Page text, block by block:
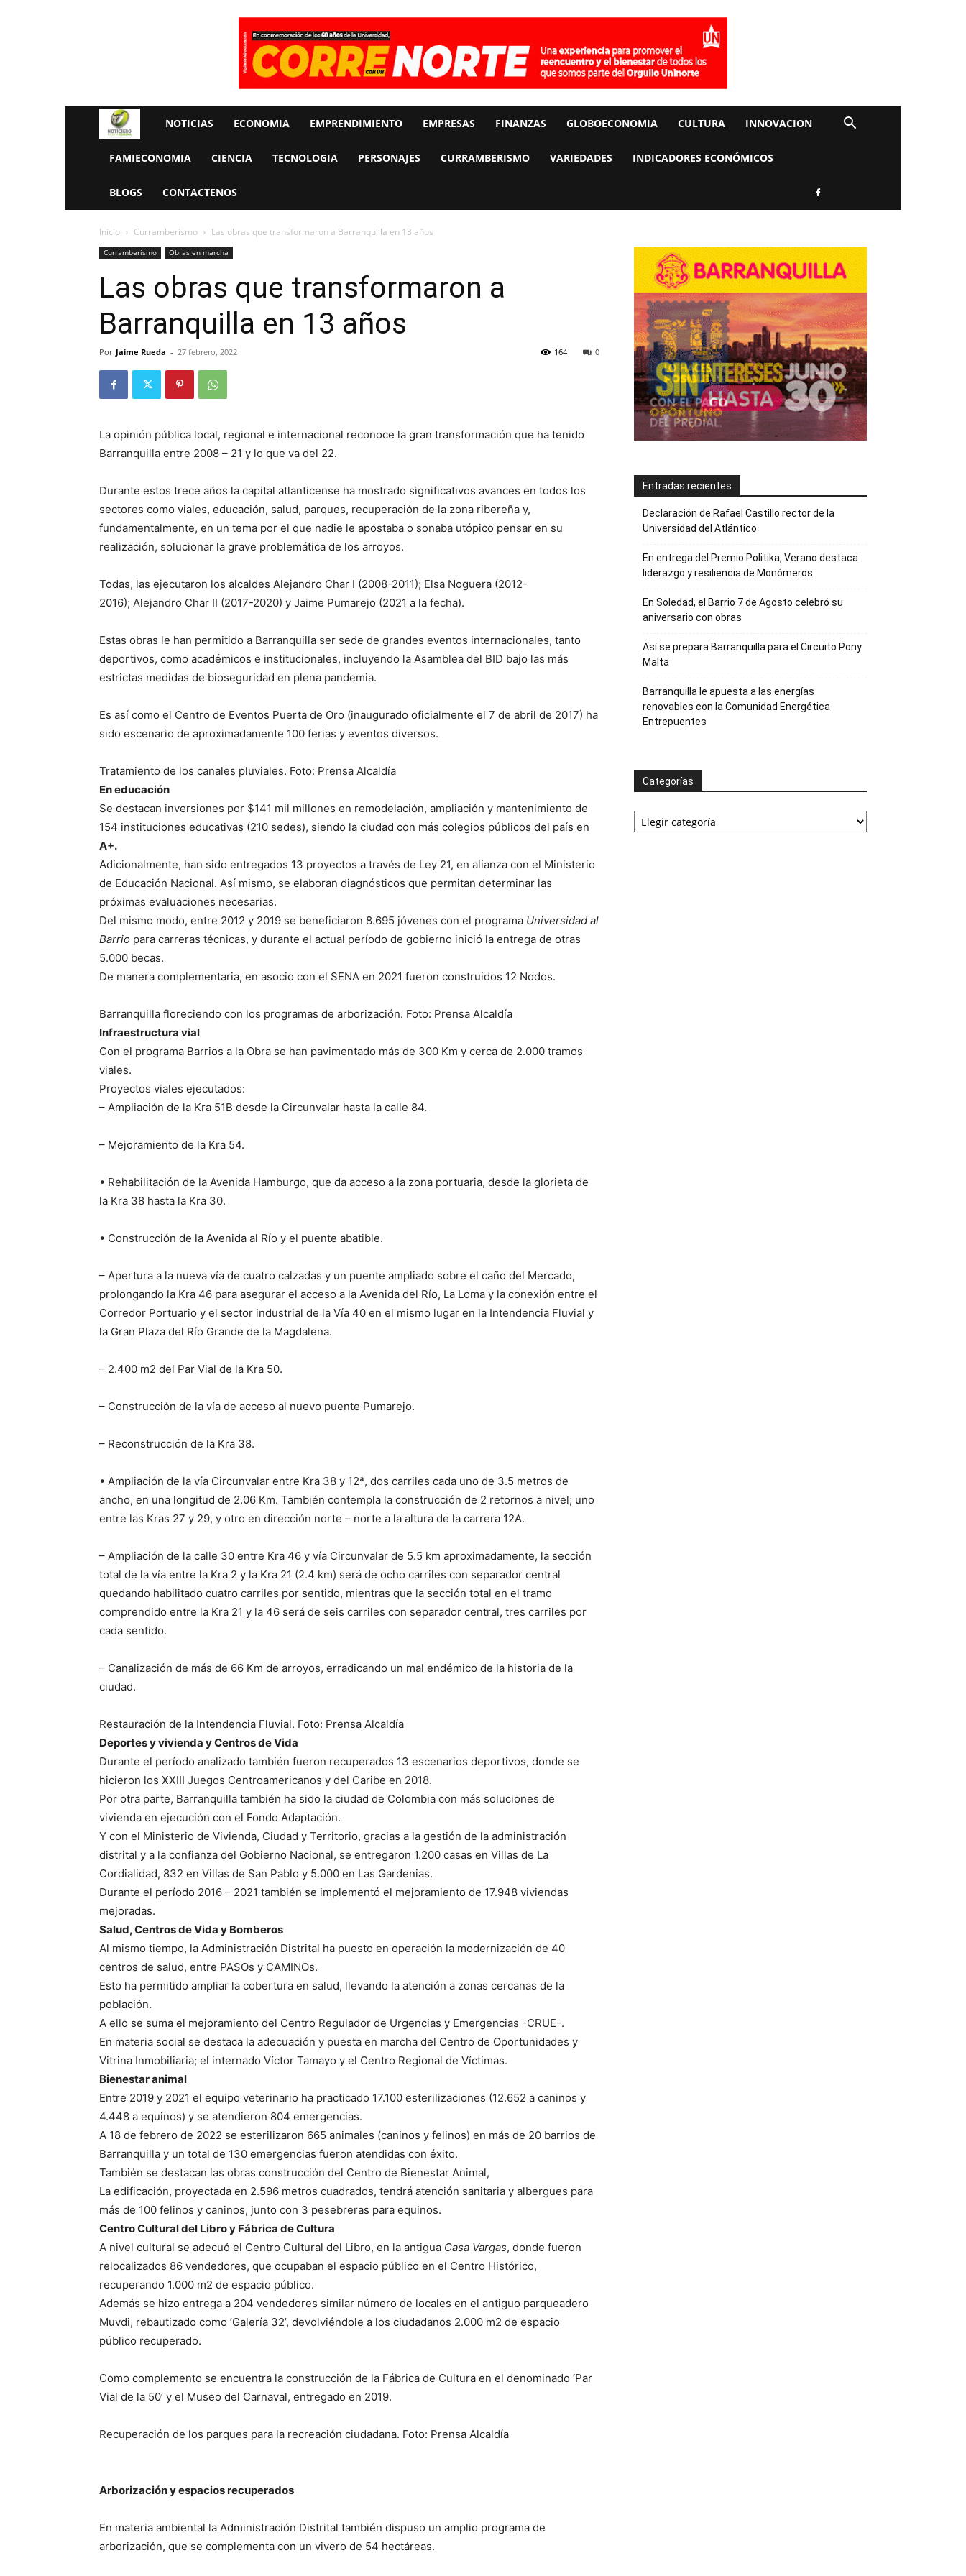
Rueda
La
Economia
NOTICIAS ECONOMIA EMPRENDIMIENTO EMPRESAS FINANZAS GLOBOECONOMIA CULTURA INNOVACION
FAMIECONOMIA CIENCIA TECNOLOGIA PERSONAJES CURRAMBERISMO VARIEDADES INDICADORES ECONÓMICOS
BLOGS CONTACTENOS
Inicio Curramberismo Las obras que transformaron a Barranquilla en 13 años
Curramberismo Obras en marcha
Las obras que transformaron a
Barranquilla en 13 años
Por Jaime Rueda - 27 febrero, 2022 0
164
La opinión pública local, regional e internacional reconoce la gran transformación que ha tenido
Barranquilla entre 2008 – 21 y lo que va del 22.
Durante estos trece años la capital atlanticense ha mostrado significativos avances en todos los
sectores como viales, educación, salud, parques, recuperación de la zona ribereña y,
fundamentalmente, en un tema por el que nadie le apostaba o sonaba utópico pensar en su
realización, solucionar la grave problemática de los arroyos.
Todas, las ejecutaron los alcaldes Alejandro Char I (2008-2011); Elsa Noguera (2012-
2016); Alejandro Char II (2017-2020) y Jaime Pumarejo (2021 a la fecha).
Estas obras le han permitido a Barranquilla ser sede de grandes eventos internacionales, tanto
deportivos, como académicos e institucionales, incluyendo la Asamblea del BID bajo las más
estrictas medidas de bioseguridad en plena pandemia.
Es así como el Centro de Eventos Puerta de Oro (inaugurado oficialmente el 7 de abril de 2017) ha
sido escenario de aproximadamente 100 ferias y eventos diversos.
Tratamiento de los canales pluviales. Foto: Prensa Alcaldía
En educación
Se destacan inversiones por $141 mil millones en remodelación, ampliación y mantenimiento de
154 instituciones educativas (210 sedes), siendo la ciudad con más colegios públicos del país en
A+.
Adicionalmente, han sido entregados 13 proyectos a través de Ley 21, en alianza con el Ministerio
de Educación Nacional. Así mismo, se elaboran diagnósticos que permitan determinar las
próximas evaluaciones necesarias.
Del mismo modo, entre 2012 y 2019 se beneficiaron 8.695 jóvenes con el programa Universidad al
Barrio para carreras técnicas, y durante el actual período de gobierno inició la entrega de otras
5.000 becas.
De manera complementaria, en asocio con el SENA en 2021 fueron construidos 12 Nodos.
Barranquilla floreciendo con los programas de arborización. Foto: Prensa Alcaldía
Infraestructura vial
Con el programa Barrios a la Obra se han pavimentado más de 300 Km y cerca de 2.000 tramos
viales.
Proyectos viales ejecutados:
– Ampliación de la Kra 51B desde la Circunvalar hasta la calle 84.
– Mejoramiento de la Kra 54.
• Rehabilitación de la Avenida Hamburgo, que da acceso a la zona portuaria, desde la glorieta de
la Kra 38 hasta la Kra 30.
• Construcción de la Avenida al Río y el puente abatible.
– Apertura a la nueva vía de cuatro calzadas y un puente ampliado sobre el caño del Mercado,
prolongando la Kra 46 para asegurar el acceso a la Avenida del Río, La Loma y la conexión entre el
Corredor Portuario y el sector industrial de la Vía 40 en el mismo lugar en la Intendencia Fluvial y
la Gran Plaza del Río Grande de la Magdalena.
– 2.400 m2 del Par Vial de la Kra 50.
– Construcción de la vía de acceso al nuevo puente Pumarejo.
– Reconstrucción de la Kra 38.
• Ampliación de la vía Circunvalar entre Kra 38 y 12ª, dos carriles cada uno de 3.5 metros de
ancho, en una longitud de 2.06 Km. También contempla la construcción de 2 retornos a nivel; uno
entre las Kras 27 y 29, y otro en dirección norte – norte a la altura de la carrera 12A.
– Ampliación de la calle 30 entre Kra 46 y vía Circunvalar de 5.5 km aproximadamente, la sección
total de la vía entre la Kra 2 y la Kra 21 (2.4 km) será de ocho carriles con separador central
quedando habilitado cuatro carriles por sentido, mientras que la sección total en el tramo
comprendido entre la Kra 21 y la 46 será de seis carriles con separador central, tres carriles por
cada sentido.
– Canalización de más de 66 Km de arroyos, erradicando un mal endémico de la historia de la
ciudad.
Restauración de la Intendencia Fluvial. Foto: Prensa Alcaldía
Deportes y vivienda y Centros de Vida
Durante el período analizado también fueron recuperados 13 escenarios deportivos, donde se
hicieron los XXIII Juegos Centroamericanos y del Caribe en 2018.
Por otra parte, Barranquilla también ha sido la ciudad de Colombia con más soluciones de
vivienda en ejecución con el Fondo Adaptación.
Y con el Ministerio de Vivienda, Ciudad y Territorio, gracias a la gestión de la administración
distrital y a la confianza del Gobierno Nacional, se entregaron 1.200 casas en Villas de La
Cordialidad, 832 en Villas de San Pablo y 5.000 en Las Gardenias.
Durante el período 2016 – 2021 también se implementó el mejoramiento de 17.948 viviendas
mejoradas.
Salud, Centros de Vida y Bomberos
Al mismo tiempo, la Administración Distrital ha puesto en operación la modernización de 40
centros de salud, entre PASOs y CAMINOs.
Esto ha permitido ampliar la cobertura en salud, llevando la atención a zonas cercanas de la
población.
A ello se suma el mejoramiento del Centro Regulador de Urgencias y Emergencias -CRUE-.
En materia social se destaca la adecuación y puesta en marcha del Centro de Oportunidades y
Vitrina Inmobiliaria; el internado Víctor Tamayo y el Centro Regional de Víctimas.
Bienestar animal
Entre 2019 y 2021 el equipo veterinario ha practicado 17.100 esterilizaciones (12.652 a caninos y
4.448 a equinos) y se atendieron 804 emergencias.
A 18 de febrero de 2022 se esterilizaron 665 animales (caninos y felinos) en más de 20 barrios de
Barranquilla y un total de 130 emergencias fueron atendidas con éxito.
También se destacan las obras construcción del Centro de Bienestar Animal,
La edificación, proyectada en 2.596 metros cuadrados, tendrá atención sanitaria y albergues para
más de 100 felinos y caninos, junto con 3 pesebreras para equinos.
Centro Cultural del Libro y Fábrica de Cultura
A nivel cultural se adecuó el Centro Cultural del Libro, en la antigua Casa Vargas, donde fueron
relocalizados 86 vendedores, que ocupaban el espacio público en el Centro Histórico,
recuperando 1.000 m2 de espacio público.
Además se hizo entrega a 204 vendedores similar número de locales en el antiguo parqueadero
Muvdi, rebautizado como ’Galería 32’, devolviéndole a los ciudadanos 2.000 m2 de espacio
público recuperado.
Como complemento se encuentra la construcción de la Fábrica de Cultura en el denominado ‘Par
Vial de la 50’ y el Museo del Carnaval, entregado en 2019.
Recuperación de los parques para la recreación ciudadana. Foto: Prensa Alcaldía
Arborización y espacios recuperados
En materia ambiental la Administración Distrital también dispuso un amplio programa de
arborización, que se complementa con un vivero de 54 hectáreas.
Entradas recientes
Declaración de Rafael Castillo rector de la
Universidad del Atlántico
En entrega del Premio Politika, Verano destaca
liderazgo y resiliencia de Monómeros
En Soledad, el Barrio 7 de Agosto celebró su
aniversario con obras
Así se prepara Barranquilla para el Circuito Pony
Malta
Barranquilla le apuesta a las energías
renovables con la Comunidad Energética
Entrepuentes
Categorías
Categorías